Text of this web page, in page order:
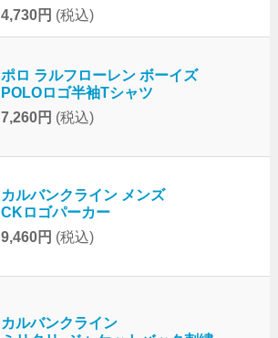
4,730円 (税込)
ポロ ラルフローレン ボーイズ
POLOロゴ半袖Tシャツ
7,260円 (税込)
カルバンクライン メンズ
CKロゴパーカー
9,460円 (税込)
カルバンクライン